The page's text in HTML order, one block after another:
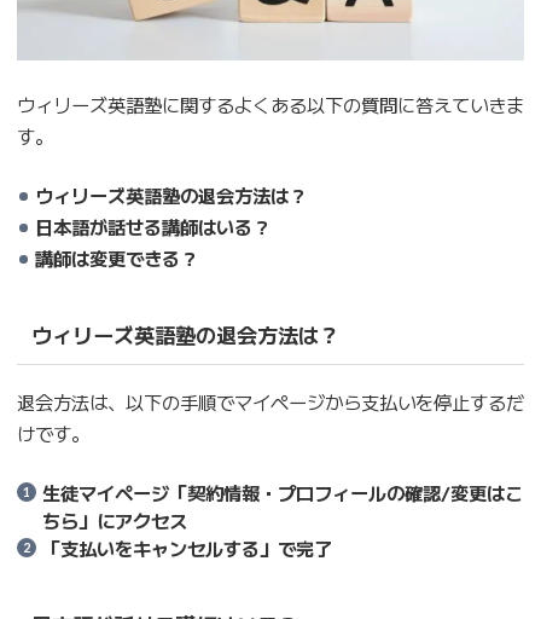
ウィリーズ英語塾に関するよくある以下の質問に答えていきま
す。
ウィリーズ英語塾の退会方法は？
日本語が話せる講師はいる？
講師は変更できる？
ウィリーズ英語塾の退会方法は？
退会方法は、以下の手順でマイページから支払いを停止するだ
けです。
生徒マイページ「契約情報・プロフィールの確認/変更はこ
ちら」にアクセス
「支払いをキャンセルする」で完了